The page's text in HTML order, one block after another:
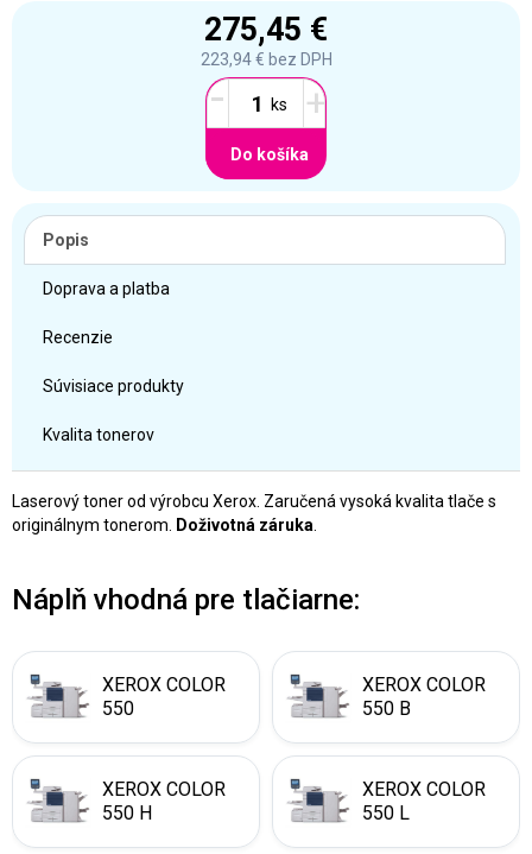
275,45 €
223,94 € bez DPH
- +
Do košíka
Popis
Doprava a platba
Recenzie
Súvisiace produkty
Kvalita tonerov
Laserový toner od výrobcu Xerox. Zaručená vysoká kvalita tlače s
originálnym tonerom.
Doživotná záruka
Náplň vhodná pre tlačiarne:
XEROX COLOR
550
XEROX COLOR
550 B
XEROX COLOR
550 H
XEROX COLOR
550 L